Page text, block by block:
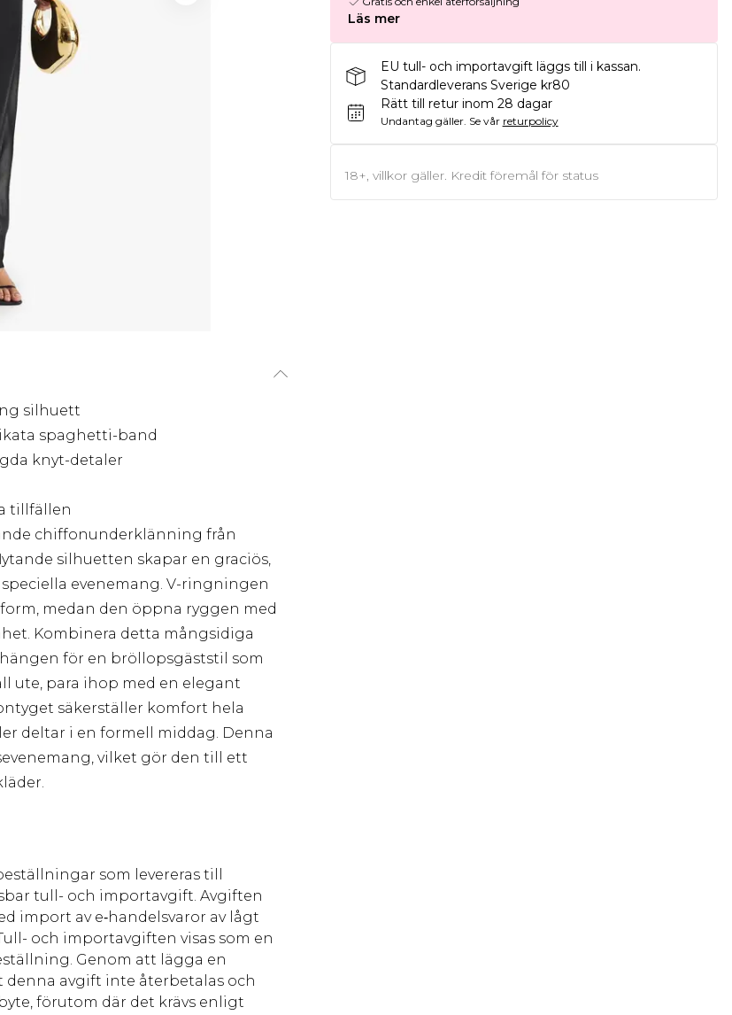
silhuett
spaghetti-band
knyt-detaler
tillfällen
chiffonunderklänning från
silhuetten skapar en graciös,
evenemang. V-ringningen
medan den öppna ryggen med
Kombinera detta mångsidiga
för en bröllopsgäststil som
ute, para ihop med en elegant
säkerställer komfort hela
deltar i en formell middag. Denna
vilket gör den till ett
som levereras till
tull- och importavgift. Avgiften
import av e‑handelsvaror av lågt
och importavgiften visas som en
Genom att lägga en
avgift inte återbetalas och
förutom där det krävs enligt
Läs mer
EU tull- och importavgift läggs till i kassan.
Standardleverans Sverige kr80
Rätt till retur inom 28 dagar
Undantag gäller. Se vår returpolicy
18+, villkor gäller. Kredit föremål för status